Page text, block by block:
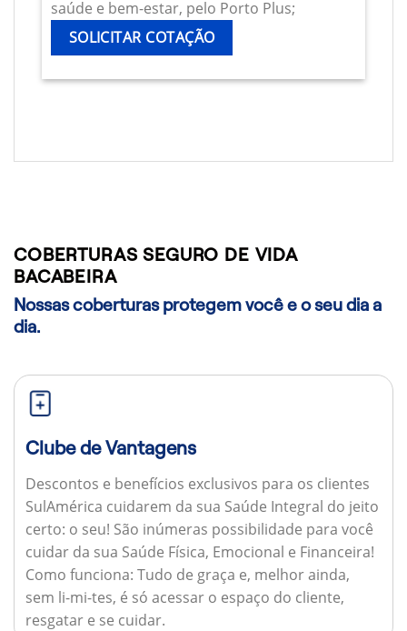
saúde e bem-estar, pelo Porto Plus;
SOLICITAR COTAÇÃO
COBERTURAS SEGURO DE VIDA
BACABEIRA
Nossas coberturas protegem você e o seu dia a
dia.
Clube de Vantagens
Descontos e benefícios exclusivos para os clientes
SulAmérica cuidarem da sua Saúde Integral do jeito
certo: o seu! São inúmeras possibilidade para você
cuidar da sua Saúde Física, Emocional e Financeira!
Como funciona: Tudo de graça e, melhor ainda,
sem li-mi-tes, é só acessar o espaço do cliente,
resgatar e se cuidar.